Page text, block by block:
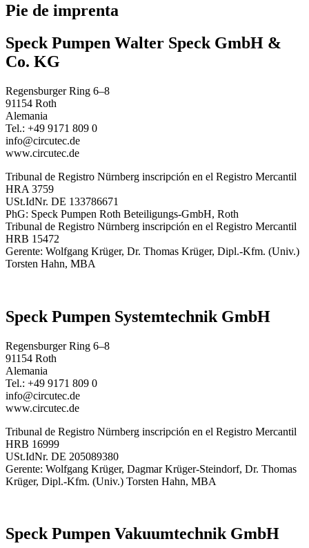
Pie de imprenta
Speck Pumpen Walter Speck GmbH &
Co. KG
Regensburger Ring 6–8
91154 Roth
Alemania
Tel.: +49 9171 809 0
info@circutec.de
www.circutec.de
Tribunal de Registro Nürnberg inscripción en el Registro Mercantil
HRA 3759
USt.IdNr. DE 133786671
PhG: Speck Pumpen Roth Beteiligungs-GmbH, Roth
Tribunal de Registro Nürnberg inscripción en el Registro Mercantil
HRB 15472
Gerente: Wolfgang Krüger, Dr. Thomas Krüger, Dipl.-Kfm. (Univ.)
Torsten Hahn, MBA
Speck Pumpen Systemtechnik GmbH
Regensburger Ring 6–8
91154 Roth
Alemania
Tel.: +49 9171 809 0
info@circutec.de
www.circutec.de
Tribunal de Registro Nürnberg inscripción en el Registro Mercantil
HRB 16999
USt.IdNr. DE 205089380
Gerente: Wolfgang Krüger, Dagmar Krüger-Steindorf, Dr. Thomas
Krüger, Dipl.-Kfm. (Univ.) Torsten Hahn, MBA
Speck Pumpen Vakuumtechnik GmbH